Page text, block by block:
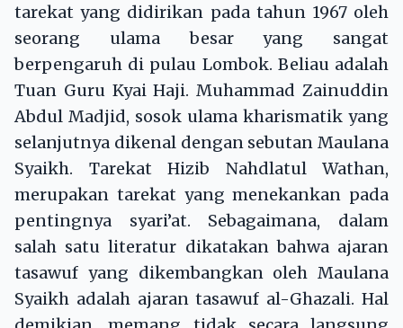
tarekat yang didirikan pada tahun 1967 oleh
seorang ulama besar yang sangat
berpengaruh di pulau Lombok. Beliau adalah
Tuan Guru Kyai Haji. Muhammad Zainuddin
Abdul Madjid, sosok ulama kharismatik yang
selanjutnya dikenal dengan sebutan Maulana
Syaikh. Tarekat Hizib Nahdlatul Wathan,
merupakan tarekat yang menekankan pada
pentingnya syari’at. Sebagaimana, dalam
salah satu literatur dikatakan bahwa ajaran
tasawuf yang dikembangkan oleh Maulana
Syaikh adalah ajaran tasawuf al-Ghazali. Hal